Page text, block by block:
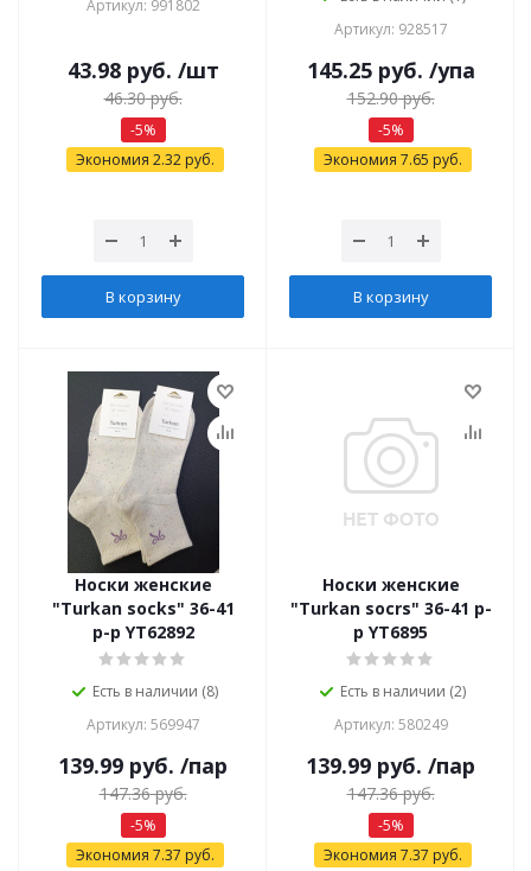
Артикул: 991802
43.98руб. /шт
46.30руб.
-5%
Экономия 2.32руб.
В корзину
Артикул: 928517
145.25руб. /упа
152.90руб.
-5%
Экономия 7.65 руб.
В корзину
Носки женские
"Turkan socks" 36-41
р-р YТ62892
Есть в наличии (8)
Артикул: 569947
139.99 руб. /пар
147.36руб.
-5%
Экономия 7.37 руб.
Носки женские
"Turkan socrs" 36-41 р-
р YT6895
Есть в наличии (2)
Артикул: 580249
139.99 руб. /пар
147.36руб.
-5%
Экономия 7.37 руб.